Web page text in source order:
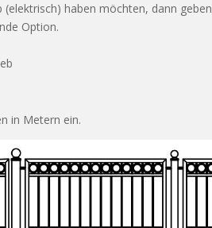
haben möchten, dann geben
Option.
in Metern ein.